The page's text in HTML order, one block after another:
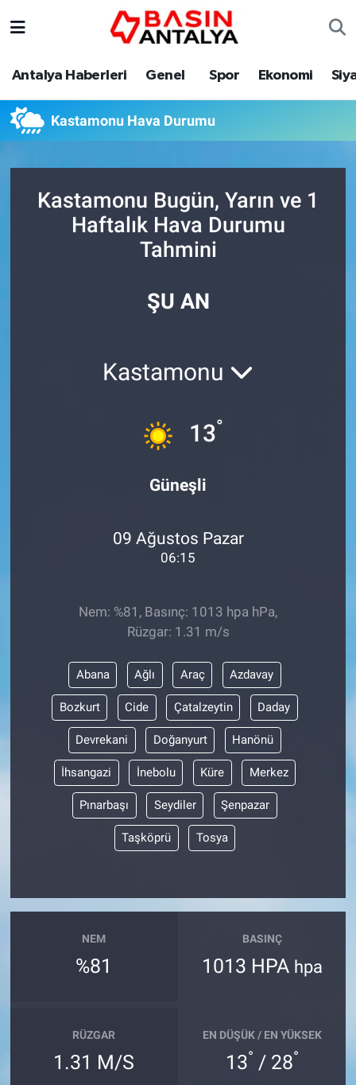
Antalya Haberleri Genel Spor Ekonomi
Kastamonu Hava Durumu
Kastamonu Bugün, Yarın ve 1
Haftalık Hava Durumu
Tahmini
ŞU AN
Kastamonu
13°
Güneşli
09 Ağustos Pazar
06:15
Nem: %81, Basınç: 1013 hpa hPa,
Rüzgar: 1.31 m/s
Abana Ağlı Araç Azdavay
Bozkurt Cide Çatalzeytin Daday
Devrekani Doğanyurt Hanönü
İhsangazi İnebolu Küre Merkez
Pınarbaşı Seydiler Şenpazar
Taşköprü Tosya
NEM
%81
BASINÇ
1013 HPA hpa
RÜZGAR
1.31 M/S
EN DÜŞÜK / EN YÜKSEK
13° / 28°